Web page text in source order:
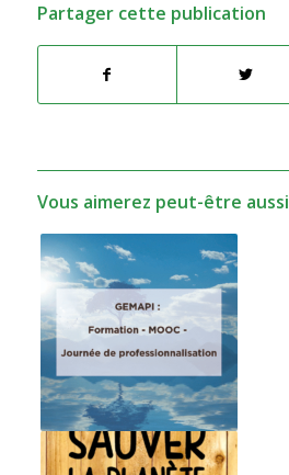
Partager cette publication
Vous aimerez peut-être aussi